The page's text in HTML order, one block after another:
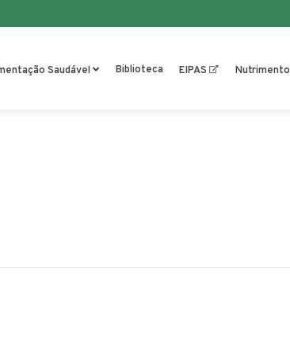
Saudável Biblioteca EIPAS Nutrimento